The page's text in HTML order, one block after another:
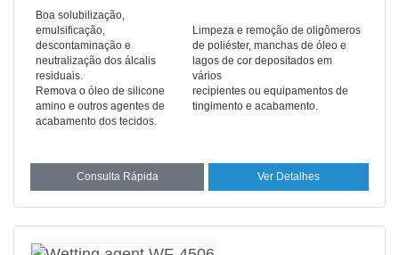
Boa solubilização,
emulsificação,
descontaminação e
neutralização dos álcalis
residuais.
Remova o óleo de silicone
amino e outros agentes de
acabamento dos tecidos.
Limpeza e remoção de oligômeros
de poliéster, manchas de óleo e
lagos de cor depositados em
vários
recipientes ou equipamentos de
tingimento e acabamento.
Consulta Rápida Ver Detalhes